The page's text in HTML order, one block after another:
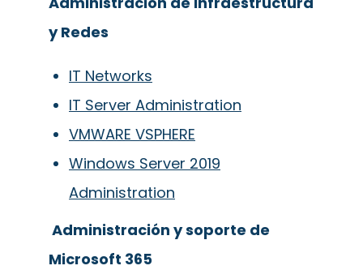
y Redes
IT Networks
IT Server Administration
VMWARE VSPHERE
Windows Server 2019
Administration
Administración y soporte de
Microsoft 365